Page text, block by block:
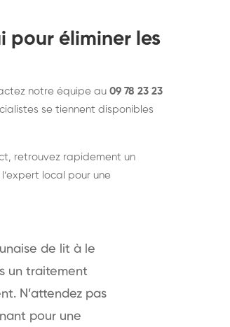
pour éliminer les
notre équipe au 09 78 23 23
se tiennent disponibles
retrouvez rapidement un
local pour une
de lit à le
un traitement
N’attendez pas
pour une